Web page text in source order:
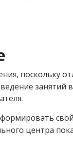
поскольку
занятий
центра